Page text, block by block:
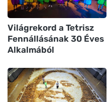
Világrekord a Tetrisz
Fennállásának 30 Éves
Alkalmából